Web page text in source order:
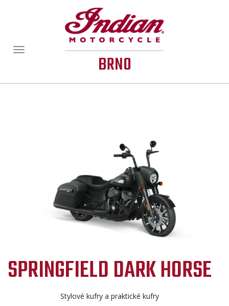
BRNO
Zobrazit/skrýt
SPRINGFIELD DARK HORSE
Stylové kufry a praktické kufry